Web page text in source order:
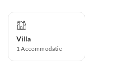
Villa
1Accommodatie